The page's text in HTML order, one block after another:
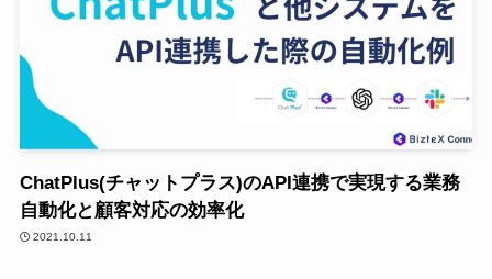
ChatPlus(チャットプラス)のAPI連携で実現する業務
自動化と顧客対応の効率化
2021.10.11